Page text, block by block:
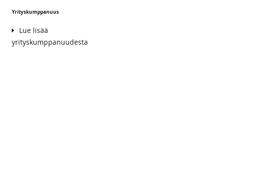
Yrityskumppanuus
Lue lisää
yrityskumppanuudesta